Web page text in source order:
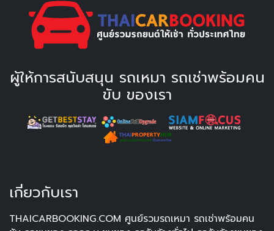
ผู้ให้การสนับสนุน รถเหมา รถเช่าพร้อมคน
ขับ ของเรา
เกี่ยวกับเรา
THAICARBOOKING.COM ศูนย์รวมรถเหมา รถเช่าพร้อมคน